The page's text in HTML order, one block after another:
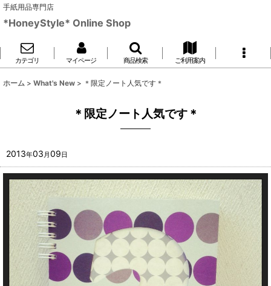
手紙用品専門店
*HoneyStyle* Online Shop
カテゴリ マイページ 商品検索 ご利用案内
ホーム > What's New > ＊限定ノート人気です＊
＊限定ノート人気です＊
2013年03 月09日